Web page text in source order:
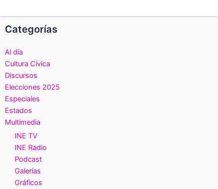
Categorías
Al día
Cultura Cívica
Discursos
Elecciones 2025
Especiales
Estados
Multimedia
INE TV
INE Radio
Podcast
Galerías
Gráficos